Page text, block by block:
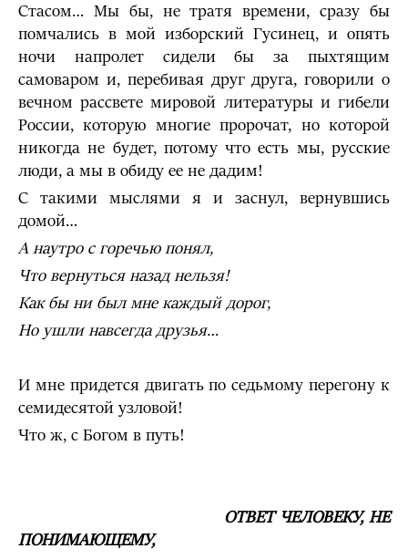
Стасом… Мы бы, не тратя времени, сразу бы
помчались в мой изборский Гусинец, и опять
ночи напролет сидели бы за пыхтящим
самоваром и, перебивая друг друга, говорили о
вечном рассвете мировой литературы и гибели
России, которую многие пророчат, но которой
никогда не будет, потому что есть мы, русские
люди, а мы в обиду ее не дадим!
С такими мыслями я и заснул, вернувшись
домой…
А наутро с горечью понял,
Что вернуться назад нельзя!
Как бы ни был мне каждый дорог,
Но ушли навсегда друзья…
И мне придется двигать по седьмому перегону к
семидесятой узловой!
Что ж, с Богом в путь!
ОТВЕТ ЧЕЛОВЕКУ, НЕ
ПОНИМАЮЩЕМУ,